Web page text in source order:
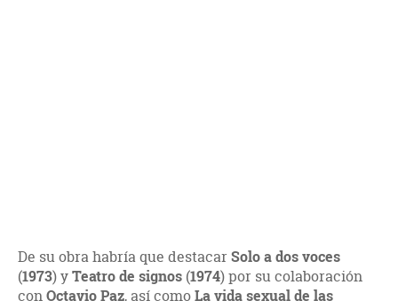
De su obra habría que destacar Solo a dos voces
(1973) yTeatro de signos (1974) por su colaboración
conOctavio Paz, así comoLa vida sexual de las